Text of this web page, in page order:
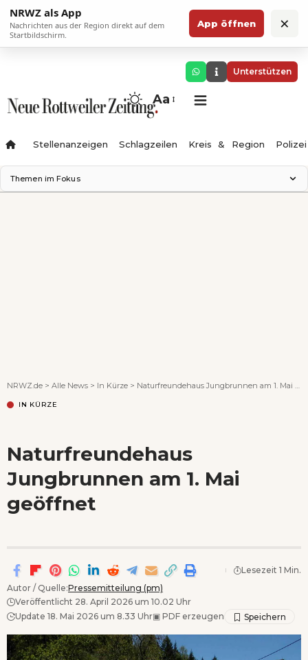
NRWZ als App
Nachrichten aus der Region direkt auf dem
Startbildschirm.
App öffnen ×
Unterstützen
Aa
Stellenanzeigen Schlagzeilen Kreis & Region Polizei
Themen im Fokus
NRWZ.de > Alle News > In Kürze > Naturfreundehaus Jungbrunnen am 1. Mai geöffnet
IN KÜRZE
Naturfreundehaus
Jungbrunnen am 1. Mai
geöffnet
Autor / Quelle:Pressemitteilung (pm)
Veröffentlicht 28. April 2026 um 10.02 Uhr
Update 18. Mai 2026 um 8.33 Uhr▣ PDF erzeugen
Lesezeit 1 Min.